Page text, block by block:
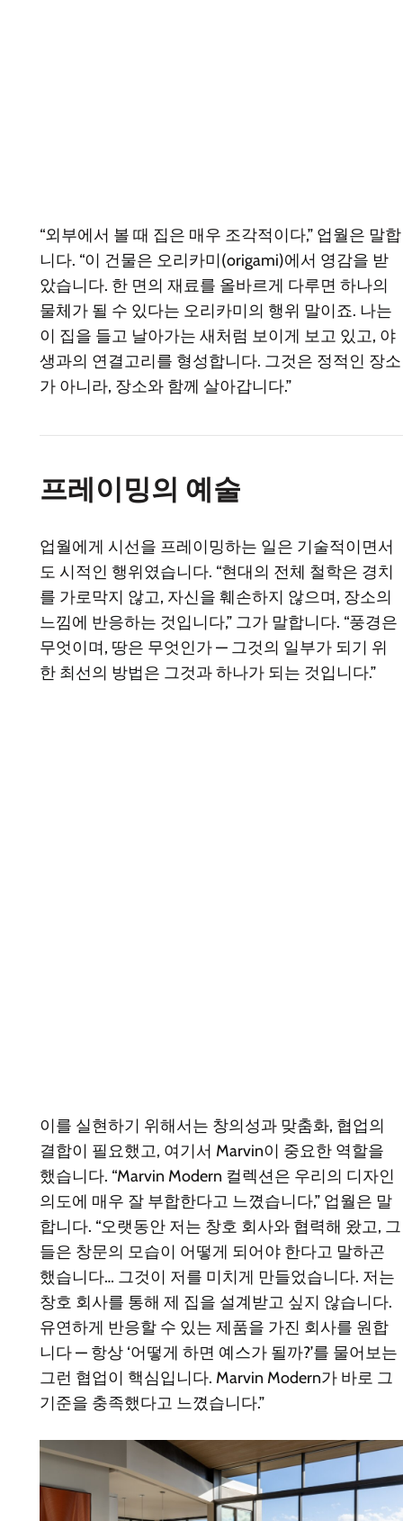
“외부에서 볼 때 집은 매우 조각적이다,” 업월은 말합
니다. “이 건물은 오리카미(origami)에서 영감을 받
았습니다. 한 면의 재료를 올바르게 다루면 하나의
물체가 될 수 있다는 오리카미의 행위 말이죠. 나는
이 집을 들고 날아가는 새처럼 보이게 보고 있고, 야
생과의 연결고리를 형성합니다. 그것은 정적인 장소
가 아니라, 장소와 함께 살아갑니다.”
프레이밍의 예술
업월에게 시선을 프레이밍하는 일은 기술적이면서
도 시적인 행위였습니다. “현대의 전체 철학은 경치
를 가로막지 않고, 자신을 훼손하지 않으며, 장소의
느낌에 반응하는 것입니다,” 그가 말합니다. “풍경은
무엇이며, 땅은 무엇인가 — 그것의 일부가 되기 위
한 최선의 방법은 그것과 하나가 되는 것입니다.”
이를 실현하기 위해서는 창의성과 맞춤화, 협업의
결합이 필요했고, 여기서 Marvin이 중요한 역할을
했습니다. “Marvin Modern 컬렉션은 우리의 디자인
의도에 매우 잘 부합한다고 느꼈습니다,” 업월은 말
합니다. “오랫동안 저는 창호 회사와 협력해 왔고, 그
들은 창문의 모습이 어떻게 되어야 한다고 말하곤
했습니다… 그것이 저를 미치게 만들었습니다. 저는
창호 회사를 통해 제 집을 설계받고 싶지 않습니다.
유연하게 반응할 수 있는 제품을 가진 회사를 원합
니다 — 항상 ‘어떻게 하면 예스가 될까?’를 물어보는
그런 협업이 핵심입니다. Marvin Modern가 바로 그
기준을 충족했다고 느꼈습니다.”